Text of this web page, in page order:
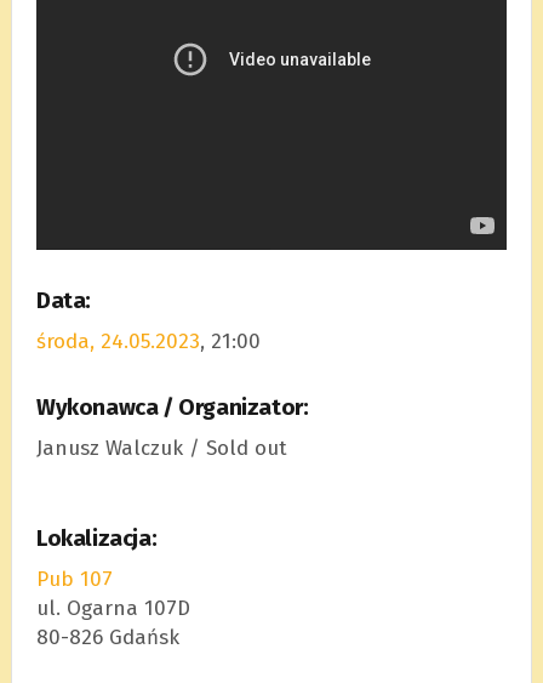
Data:
środa, 24.05.2023, 21:00
Wykonawca / Organizator:
Janusz Walczuk / Sold out
Lokalizacja:
Pub 107
ul. Ogarna 107D
80-826 Gdańsk